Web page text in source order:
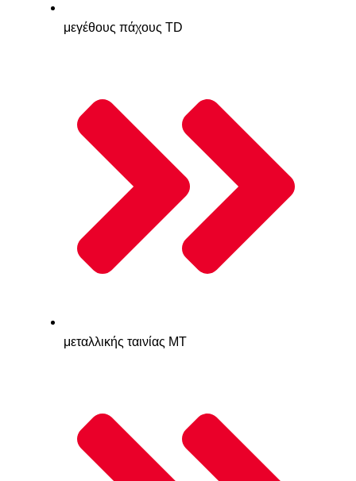
μεγέθους πάχους TD
μεταλλικής ταινίας MΤ